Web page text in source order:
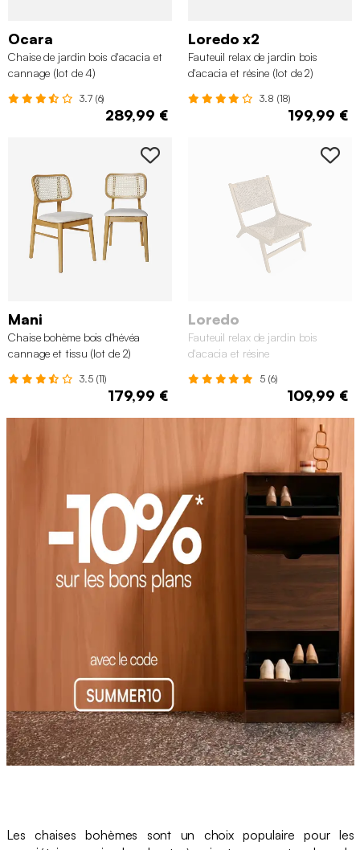
Ocara
Chaise de jardin bois d'acacia et
cannage (lot de 4)
3.7 (6)
289,99 €
Loredo x2
Fauteuil relax de jardin bois
d'acacia et résine (lot de 2)
3.8 (18)
199,99 €
Mani
Chaise bohème bois d'hévéa
cannage et tissu (lot de 2)
3.5 (11)
179,99 €
Loredo
Fauteuil relax de jardin bois
d'acacia et résine
5 (6)
109,99 €
Les chaises bohèmes sont un choix populaire pour les